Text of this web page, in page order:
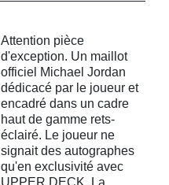
Attention pièce
d'exception. Un maillot
officiel Michael Jordan
dédicacé par le joueur et
encadré dans un cadre
haut de gamme rets-
éclairé. Le joueur ne
signait des autographes
qu'en exclusivité avec
UPPER DECK. La